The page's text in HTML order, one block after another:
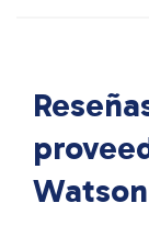
Watson